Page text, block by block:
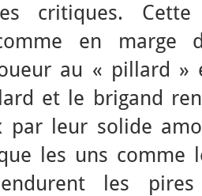
critiques.
en marge
au « pillard »
et le brigand
par leur solide
les uns comme
les